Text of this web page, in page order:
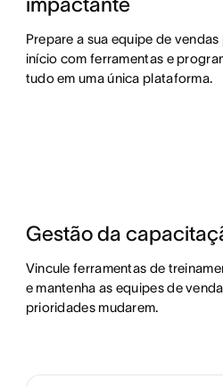
impactante
Prepare a sua equipe de
início com ferramentas e
tudo em uma única plataforma.
Gestão da
Vincule ferramentas de
e mantenha as equipes de
prioridades mudarem.